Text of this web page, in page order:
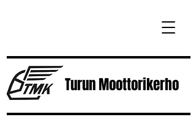
TurunMoottorikerho